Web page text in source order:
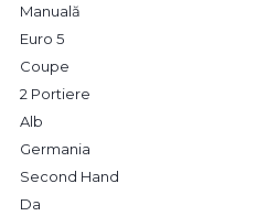
Manuală
Euro 5
Coupe
2 Portiere
Alb
Germania
Second Hand
Da